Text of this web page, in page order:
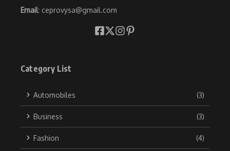
Email: ceprovysa@gmail.com
Category List
Automobiles (3)
Business (3)
Fashion (4)